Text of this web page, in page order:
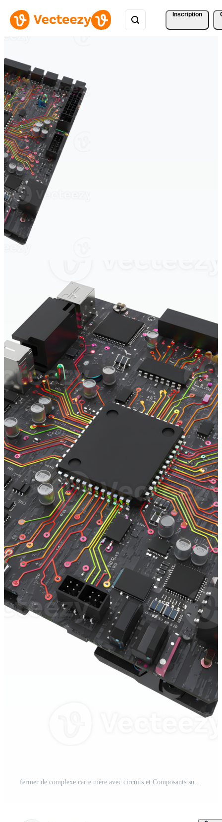
Inscription
fermer de complexe carte mère avec circuits et Composants sur blanc PNG Pro